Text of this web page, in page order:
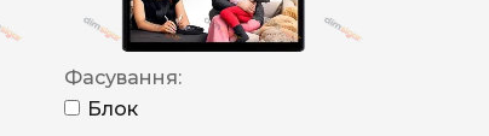
Фасування:
Блок